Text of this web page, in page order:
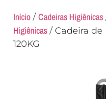
Início/ Cadeiras Higiênicas
Higiênicas/ Cadeira de
120KG